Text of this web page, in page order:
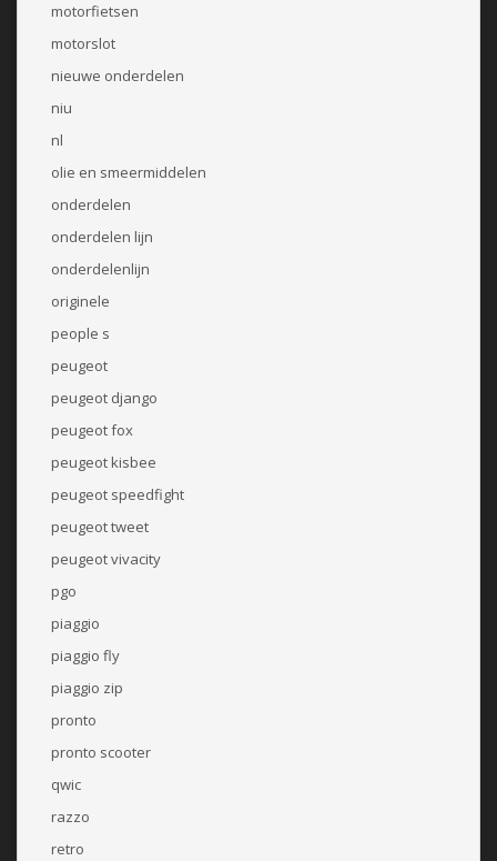
motorfietsen
motorslot
nieuwe onderdelen
niu
nl
olie en smeermiddelen
onderdelen
onderdelen lijn
onderdelenlijn
originele
people s
peugeot
peugeot django
peugeot fox
peugeot kisbee
peugeot speedfight
peugeot tweet
peugeot vivacity
pgo
piaggio
piaggio fly
piaggio zip
pronto
pronto scooter
qwic
razzo
retro